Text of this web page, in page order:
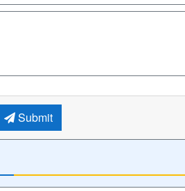
Submit